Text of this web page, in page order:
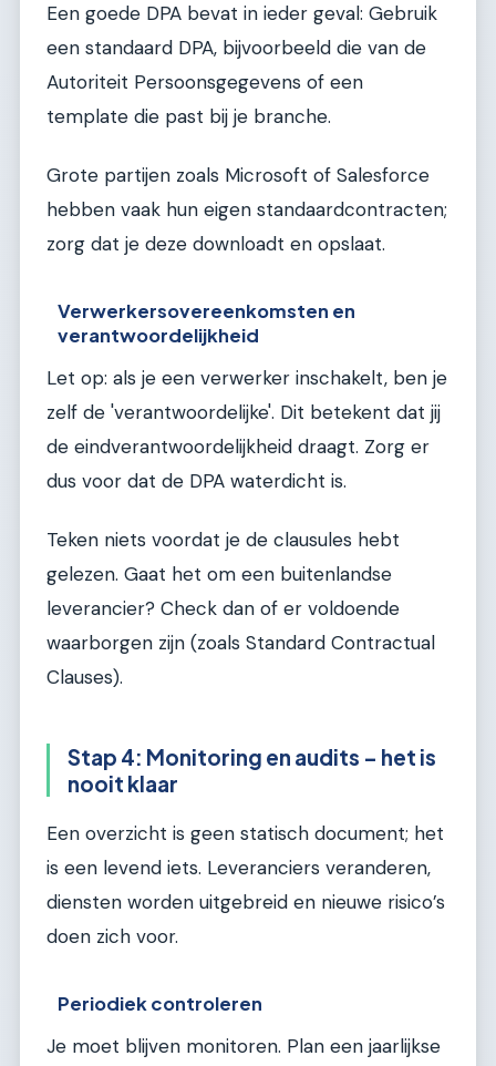
Een goede DPA bevat in ieder geval: Gebruik
een standaard DPA, bijvoorbeeld die van de
Autoriteit Persoonsgegevens of een
template die past bij je branche.
Grote partijen zoals Microsoft of Salesforce
hebben vaak hun eigen standaardcontracten;
zorg dat je deze downloadt en opslaat.
Verwerkersovereenkomsten en
verantwoordelijkheid
Let op: als je een verwerker inschakelt, ben je
zelf de 'verantwoordelijke'. Dit betekent dat jij
de eindverantwoordelijkheid draagt. Zorg er
dus voor dat de DPA waterdicht is.
Teken niets voordat je de clausules hebt
gelezen. Gaat het om een buitenlandse
leverancier? Check dan of er voldoende
waarborgen zijn (zoals Standard Contractual
Clauses).
Stap 4: Monitoring en audits – het is
nooit klaar
Een overzicht is geen statisch document; het
is een levend iets. Leveranciers veranderen,
diensten worden uitgebreid en nieuwe risico’s
doen zich voor.
Periodiek controleren
Je moet blijven monitoren. Plan een jaarlijkse